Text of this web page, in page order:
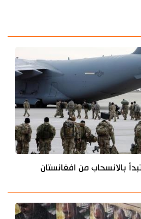
بالانسحاب من افغانستان